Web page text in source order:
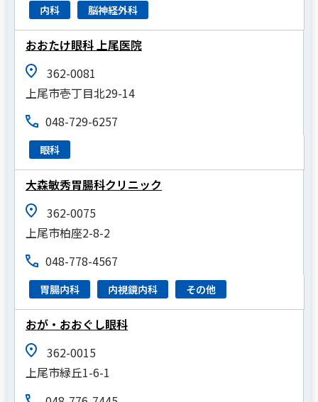
内科 脳神経外科
おおたけ眼科 上尾医院
362-0081
上尾市壱丁目北29-14
048-729-6257
眼科
大森敏秀胃腸科クリニック
362-0075
上尾市柏座2-8-2
048-778-4567
胃腸内科 内視鏡内科 その他
おが・おおぐし眼科
362-0015
上尾市緑丘1-6-1